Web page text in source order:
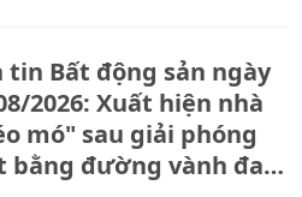
tin Bất động sản ngày
2026: Xuất hiện nhà
mó" sau giải phóng
bằng đường vành đai